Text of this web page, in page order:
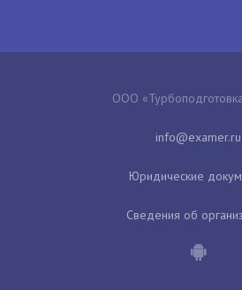
ООО
Юридические
Сведения об